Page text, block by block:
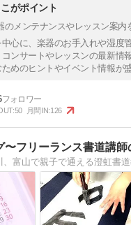
がポイント
のメンテナンスやレッスン案内
心に、楽器のお手入れや湿度
ンサートやレッスンの最新情
めのヒントやイベント情報が
50 月間IN:126